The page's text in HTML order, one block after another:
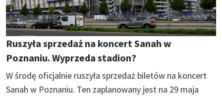
Ruszyła sprzedaż na koncert Sanah w
Poznaniu. Wyprzeda stadion?
W środę oficjalnie ruszyła sprzedaż biletów na koncert
Sanah w Poznaniu. Ten zaplanowany jest na 29 maja